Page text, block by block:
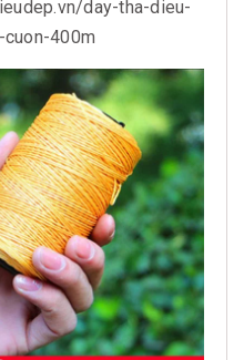
day-tha-dieu-
400m